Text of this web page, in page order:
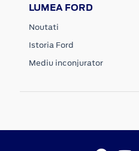
LUMEA FORD
Noutati
Istoria Ford
Mediu inconjurator